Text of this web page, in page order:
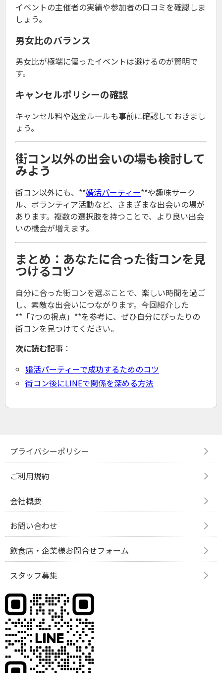
イベントの主催者の実績や参加者の口コミを確認しま
しょう。
男女比のバランス
男女比が極端に偏ったイベントは避けるのが賢明で
す。
キャンセルポリシーの確認
キャンセル料や返金ルールも事前に確認しておきまし
ょう。
街コン以外の出会いの場も検討して
みよう
街コン以外にも、**婚活パーティー**や趣味サーク
ル、ボランティア活動など、さまざまな出会いの場が
あります。複数の選択肢を持つことで、より良い出会
いの機会が増えます。
まとめ：あなたに合った街コンを見
つけるコツ
自分に合った街コンを選ぶことで、楽しい時間を過ご
し、素敵な出会いにつながります。今回紹介した
**「7つの視点」**を参考に、ぜひ自分にぴったりの
街コンを見つけてください。
次に読む記事 ：
婚活パーティーで成功するためのコツ
街コン後にLINEで関係を深める方法
プライバシーポリシー
ご利用規約
会社概要
お問い合わせ
飲食店・企業様お問合せフォーム
スタッフ募集